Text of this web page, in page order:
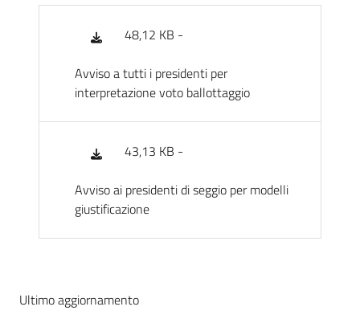
48,12 KB -
Avviso a tutti i presidenti per
interpretazione voto ballottaggio
43,13 KB -
Avviso ai presidenti di seggio per modelli
giustificazione
Ultimo aggiornamento